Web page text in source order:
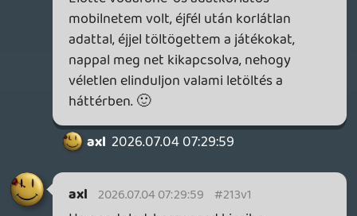
Évek óta nyomod ezt a lassú netet, nem
kéne egy jobb csomag?
axl 2026.07.03 17:10:59
p34c3 2026.07.03 18:09:09
Na látod, erről a részéről már teljesen
megfeledkeztem. Az első lakásunkban
Németországban - a PS4 korszak elején -
maximum, de a valóságban jó ha megvolt
a 10 Mbit/s. A következőben is sajnos csak